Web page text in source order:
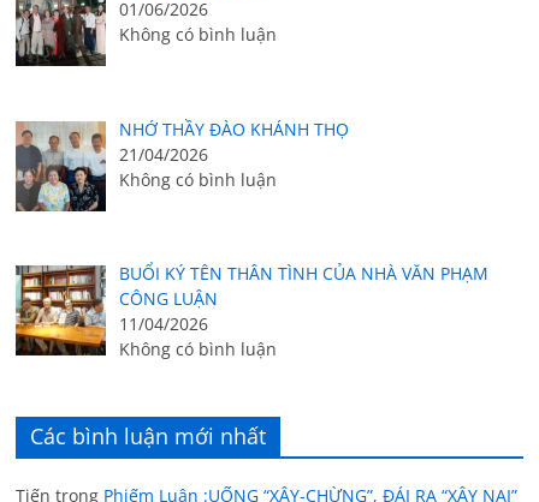
01/06/2026
Không có bình luận
NHỚ THẦY ĐÀO KHÁNH THỌ
21/04/2026
Không có bình luận
BUỔI KÝ TÊN THÂN TÌNH CỦA NHÀ VĂN PHẠM
CÔNG LUẬN
11/04/2026
Không có bình luận
Các bình luận mới nhất
Tiến trong Phiếm Luận :UỐNG “XÂY-CHỪNG”, ĐÁI RA “XÂY NẠI”